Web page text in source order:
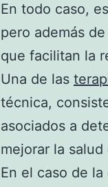
En todo caso,
pero además
que facilitan la
Una de las
técnica,
asociados a
mejorar la
En el caso de